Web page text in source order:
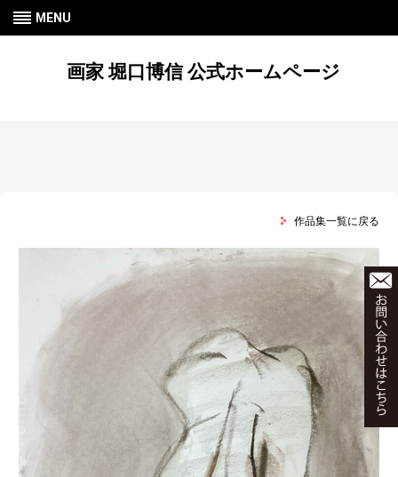
MENU
画家 堀口博信 公式ホームページ
作品集一覧に戻る